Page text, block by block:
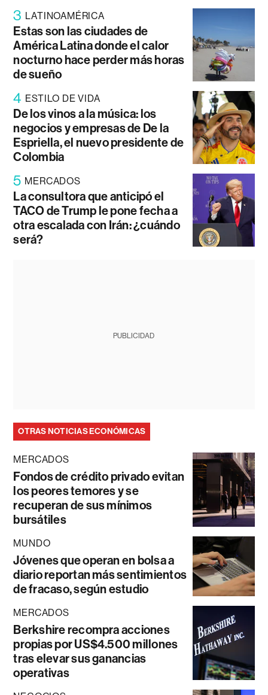
3 LATINOAMÉRICA
Estas son las ciudades de
América Latina donde el calor
nocturno hace perder más horas
de sueño
4 ESTILO DE VIDA
De los vinos a la música: los
negocios y empresas de De la
Espriella, el nuevo presidente de
Colombia
5 MERCADOS
La consultora que anticipó el
TACO de Trump le pone fecha a
otra escalada con Irán: ¿cuándo
será?
PUBLICIDAD
OTRAS NOTICIAS ECONÓMICAS
MERCADOS
Fondos de crédito privado evitan
los peores temores y se
recuperan de sus mínimos
bursátiles
MUNDO
Jóvenes que operan en bolsa a
diario reportan más sentimientos
de fracaso, según estudio
MERCADOS
Berkshire recompra acciones
propias por US$4.500 millones
tras elevar sus ganancias
operativas